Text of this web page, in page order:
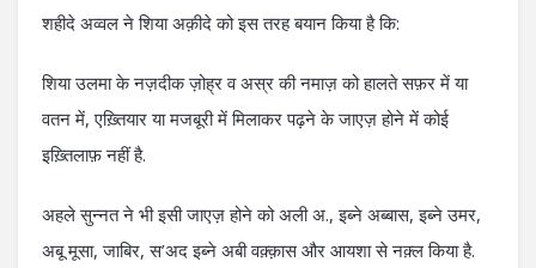
शहीदे अव्वल ने शिया अक़ीदे को इस तरह बयान किया है कि:
शिया उलमा के नज़दीक ज़ोह्र व अस्र की नमाज़ को हालते सफ़र में या
वतन में, एख़्तियार या मजबूरी में मिलाकर पढ़ने के जाएज़ होने में कोई
इख़्तिलाफ़ नहीं है.
अहले सुन्नत ने भी इसी जाएज़ होने को अली अ., इब्ने अब्बास, इब्ने उमर,
अबू मूसा, जाबिर, स’अद इब्ने अबी वक़्क़ास और आयशा से नक़्ल किया है.